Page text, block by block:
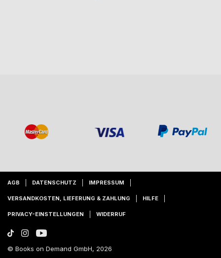
AGB DATENSCHUTZ IMPRESSUM
VERSANDKOSTEN, LIEFERUNG & ZAHLUNG HILFE
PRIVACY-EINSTELLUNGEN WIDERRUF
© Books on Demand GmbH, 2026